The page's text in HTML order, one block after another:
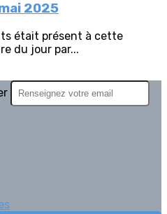
2025
était présent à cette
du jour par...